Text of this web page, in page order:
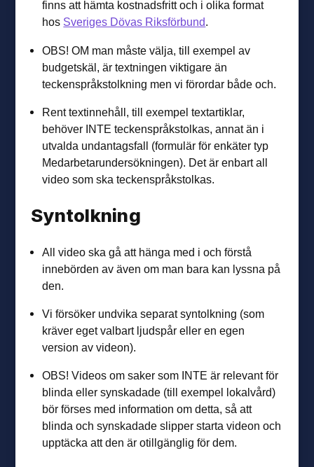
finns att hämta kostnadsfritt och i olika format
hos Sveriges Dövas Riksförbund.
OBS! OM man måste välja, till exempel av
budgetskäl, är textningen viktigare än
teckenspråkstolkning men vi förordar både och.
Rent textinnehåll, till exempel textartiklar,
behöver INTE teckenspråkstolkas, annat än i
utvalda undantagsfall (formulär för enkäter typ
Medarbetarundersökningen). Det är enbart all
video som ska teckenspråkstolkas.
Syntolkning
All video ska gå att hänga med i och förstå
innebörden av även om man bara kan lyssna på
den.
Vi försöker undvika separat syntolkning (som
kräver eget valbart ljudspår eller en egen
version av videon).
OBS! Videos om saker som INTE är relevant för
blinda eller synskadade (till exempel lokalvård)
bör förses med information om detta, så att
blinda och synskadade slipper starta videon och
upptäcka att den är otillgänglig för dem.